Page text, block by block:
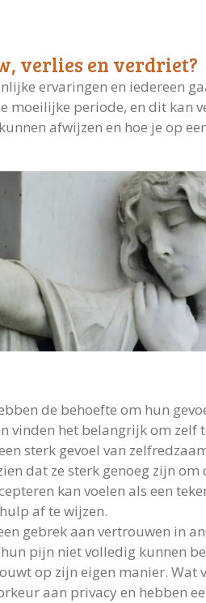
verlies en verdriet?
ervaringen en iedereen
moeilijke periode, en dit kan
afwijzen en hoe je op
de behoefte om hun
vinden het belangrijk om
sterk gevoel van
dat ze sterk genoeg zijn
kan voelen als een
af te wijzen.
gebrek aan vertrouwen in
pijn niet volledig kunnen
op zijn eigen manier.
aan privacy en hebben